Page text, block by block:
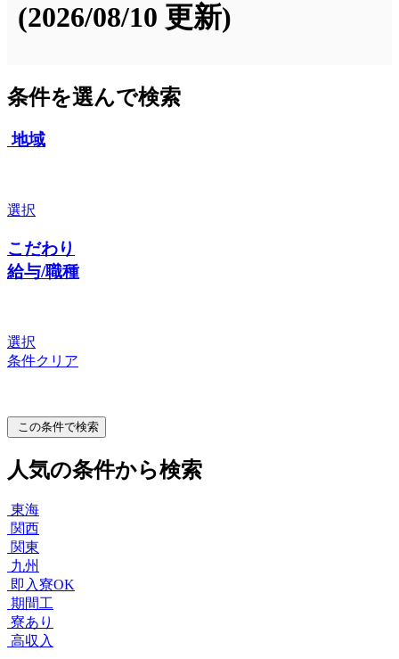
(2026/08/10 更新)
条件を選んで検索
地域
選択
こだわり
給与/職種
選択
条件クリア
この条件で検索
人気の条件から検索
東海
関西
関東
九州
即入寮OK
期間工
寮あり
高収入